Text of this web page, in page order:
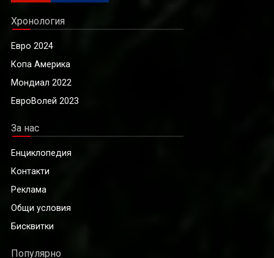
Хронология
Евро 2024
Копа Америка
Мондиал 2022
ЕвроВолей 2023
За нас
Енциклопедия
Контакти
Реклама
Общи условия
Бисквитки
Популярно